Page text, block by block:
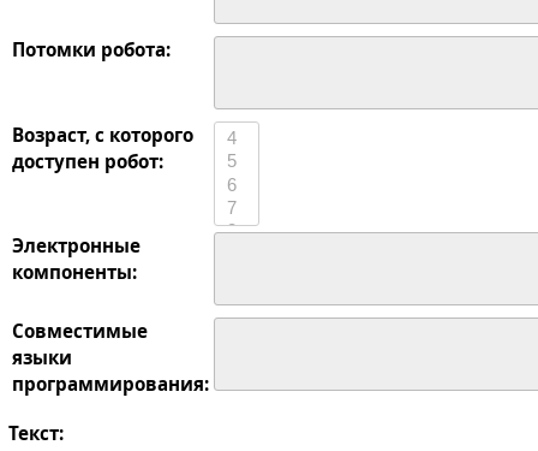
Потомки робота:
Возраст, с которого
доступен робот:
Электронные
компоненты:
Совместимые
языки
программирования:
Текст: